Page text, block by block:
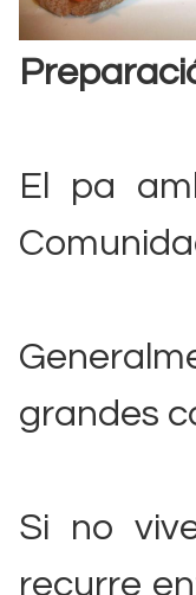
El pa
grandes
Si no
recurre